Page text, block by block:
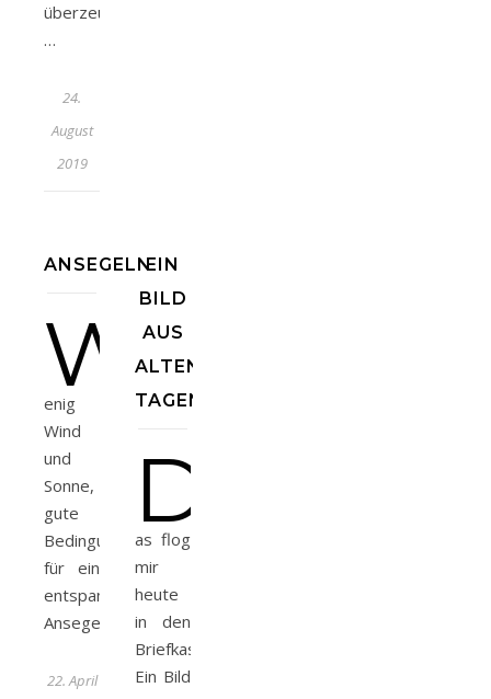
überzeugt.
…
24.
August
2019
ANSEGELN
W
enig
Wind
und
Sonne,
gute
Bedingungen
für ein
entspanntes
Ansegeln.
22. April
EIN
BILD
AUS
ALTEN
TAGEN
D
as flog
mir
heute
in den
Briefkasten.
Ein Bild